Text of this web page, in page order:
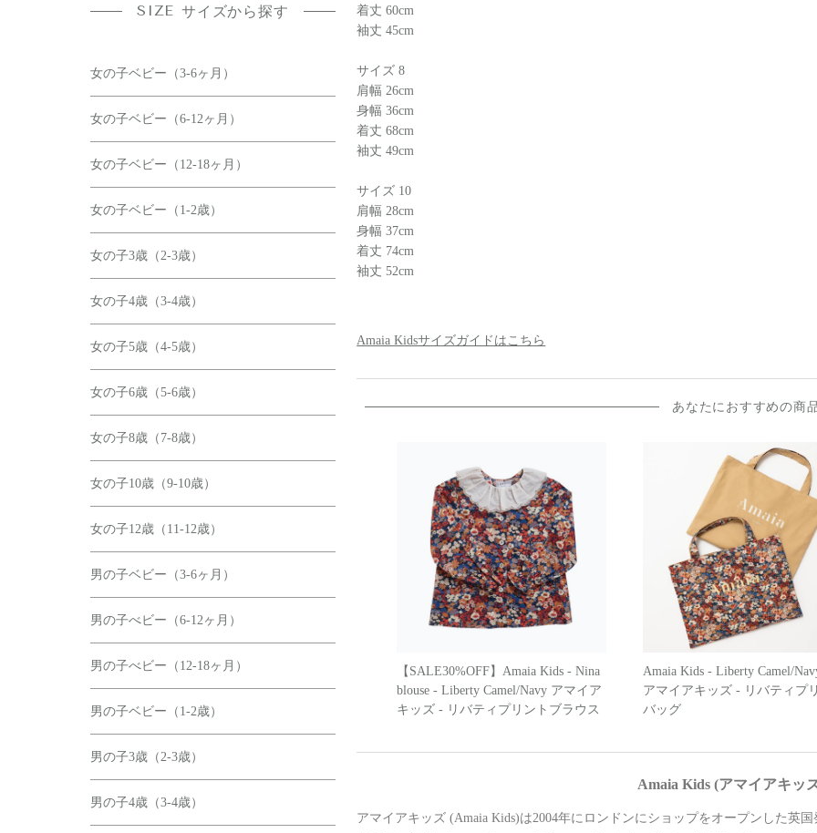
着丈 60cm
袖丈 45cm
サイズ 8
肩幅 26cm
身幅 36cm
着丈 68cm
袖丈 49cm
サイズ 10
肩幅 28cm
身幅 37cm
着丈 74cm
袖丈 52cm
Amaia Kidsサイズガイドはこちら
あなたにおすすめの商
【SALE30%OFF】Amaia Kids - Nina
blouse - Liberty Camel/Navy アマイア
キッズ - リバティプリントブラウス
Amaia Kids - Liberty Camel/
アマイアキッズ - リバティプ
バッグ
Amaia Kids (アマイアキッ
アマイアキッズ (Amaia Kids)は2004年にロンドンにショップをオープンした英
SIZE サイズから探す
女の子ベビー（3-6ヶ月）
女の子ベビー（6-12ヶ月）
女の子ベビー（12-18ヶ月）
女の子ベビー（1-2歳）
女の子3歳（2-3歳）
女の子4歳（3-4歳）
女の子5歳（4-5歳）
女の子6歳（5-6歳）
女の子8歳（7-8歳）
女の子10歳（9-10歳）
女の子12歳（11-12歳）
男の子ベビー（3-6ヶ月）
男の子べビー（6-12ヶ月）
男の子べビー（12-18ヶ月）
男の子ベビー（1-2歳）
男の子3歳（2-3歳）
男の子4歳（3-4歳）